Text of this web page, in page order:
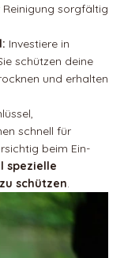
sorgfältig
Investiere in
schützen deine
und erhalten
schnell für
beim Ein-
spezielle
schützen.